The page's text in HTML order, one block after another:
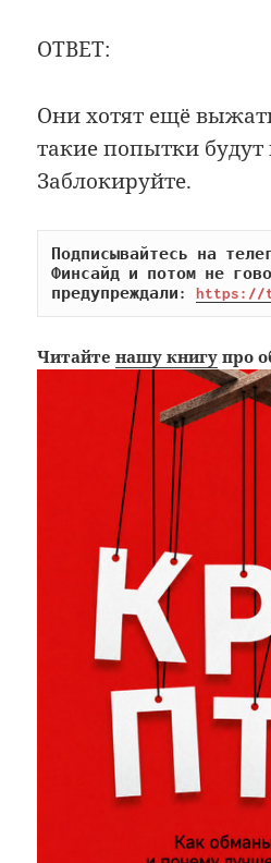
ОТВЕТ:
Они хотят ещё
такие попытки будут
Заблокируйте.
Подписывайтесь на
Финсайд и потом не
предупреждали: https://
Читайтенашу книгу про